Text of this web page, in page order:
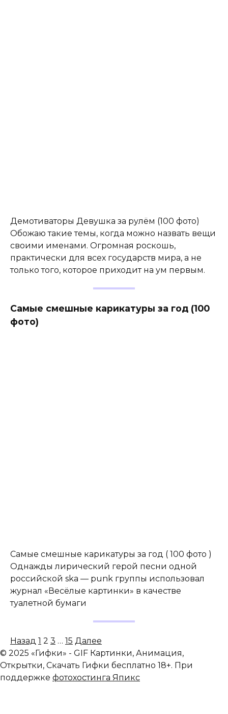
Демотиваторы Девушка за рулём (100 фото)
Обожаю такие темы, когда можно назвать вещи
своими именами. Огромная роскошь,
практически для всех государств мира, а не
только того, которое приходит на ум первым.
Самые смешные карикатуры за год (100
фото)
Самые смешные карикатуры за год ( 100 фото )
Однажды лирический герой песни одной
российской ska — punk группы использовал
журнал «Весёлые картинки» в качестве
туалетной бумаги
Пагинация
записей
Назад 1 2 3 … 15 Далее
© 2025 «Гифки» - GIF Картинки, Анимация,
Открытки, Скачать Гифки бесплатно 18+. При
поддержке фотохостинга Япикс